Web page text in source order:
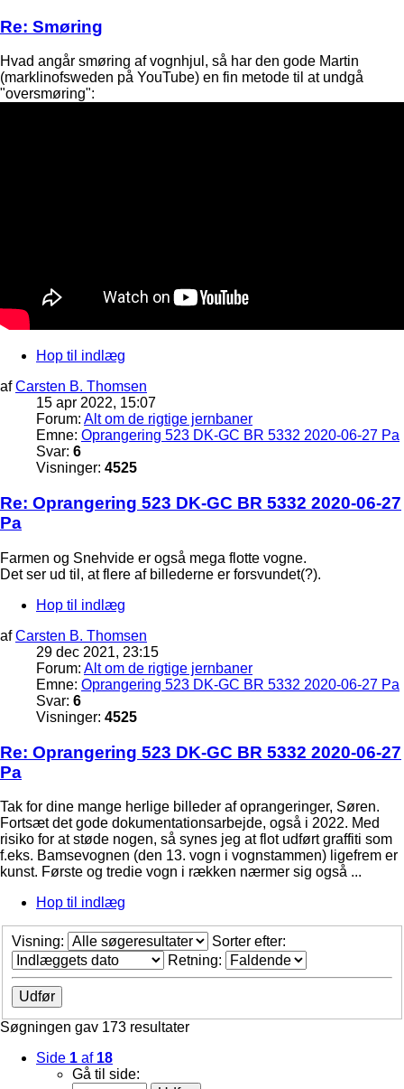
Re: Smøring
Hvad angår smøring af vognhjul, så har den gode Martin
(marklinofsweden på YouTube) en fin metode til at undgå
"oversmøring":
Hop til indlæg
afCarsten B. Thomsen
15 apr 2022, 15:07
Forum: Alt om de rigtige jernbaner
Emne: Oprangering 523 DK-GC BR 5332 2020-06-27 Pa
Svar: 6
Visninger: 4525
Re: Oprangering 523 DK-GC BR 5332 2020-06-27
Pa
Farmen og Snehvide er også mega flotte vogne.
Det ser ud til, at flere af billederne er forsvundet(?).
Hop til indlæg
afCarsten B. Thomsen
29 dec 2021, 23:15
Forum: Alt om de rigtige jernbaner
Emne: Oprangering 523 DK-GC BR 5332 2020-06-27 Pa
Svar: 6
Visninger: 4525
Re: Oprangering 523 DK-GC BR 5332 2020-06-27
Pa
Tak for dine mange herlige billeder af oprangeringer, Søren.
Fortsæt det gode dokumentationsarbejde, også i 2022. Med
risiko for at støde nogen, så synes jeg at flot udført graffiti som
f.eks. Bamsevognen (den 13. vogn i vognstammen) ligefrem er
kunst. Første og tredie vogn i rækken nærmer sig også ...
Hop til indlæg
Visning:
Sorter efter:
Retning:
Søgningen gav 173 resultater
Side 1 af 18
Gå til side: